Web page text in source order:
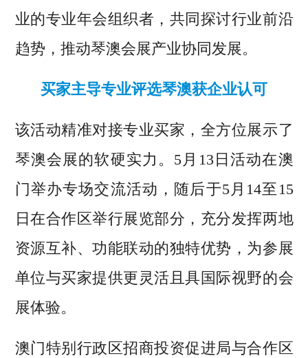
业的专业年会组织者，共同探讨行业前沿
趋势，推动琴澳会展产业协同发展。
买家主导专业评选琴澳获企业认可
该活动精准对接专业买家，全方位展示了
琴澳会展的软硬实力。5月13日活动在澳
门举办专场交流活动，随后于5月14至15
日在合作区举行展览部分，充分发挥两地
资源互补、功能联动的独特优势，为参展
单位与买家提供更灵活且具国际视野的会
展体验。
澳门特别行政区招商投资促进局与合作区